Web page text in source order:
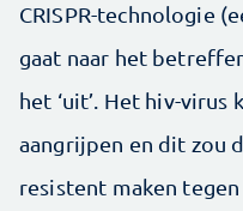
CRISPR-technologie
gaat naar het
het ‘uit’. Het hiv-
aangrijpen en dit zou
resistent maken